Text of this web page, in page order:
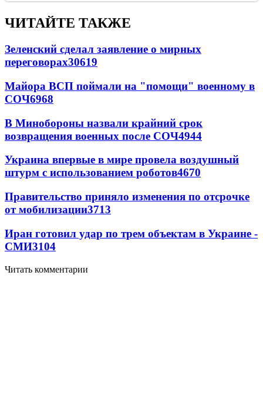
ЧИТАЙТЕ ТАКЖЕ
Зеленский сделал заявление о мирных
переговорах30619
Майора ВСП поймали на "помощи" военному в
СОЧ6968
В Минобороны назвали крайний срок
возвращения военных после СОЧ4944
Украина впервые в мире провела воздушный
штурм с использованием роботов4670
Правительство приняло изменения по отсрочке
от мобилизации3713
Иран готовил удар по трем объектам в Украине -
СМИ3104
Читать комментарии